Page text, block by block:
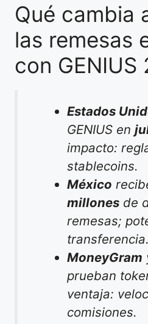
Qué cambia
las remesas
con GENIUS
Estados
GENIUS en
impacto:
stablecoins.
México
millones de
remesas;
transferencia.
MoneyGram
prueban
ventaja:
comisiones.